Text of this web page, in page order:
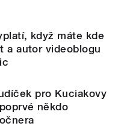
když máte kde
a autor videoblogu
pro Kuciakovy
někdo